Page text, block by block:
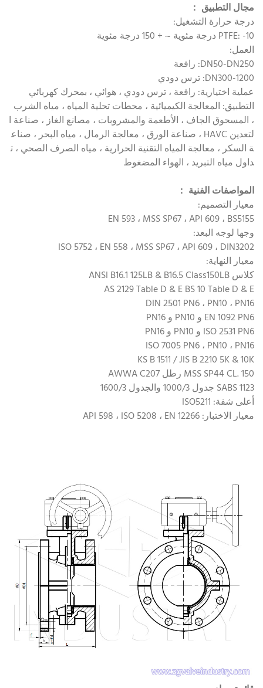
مجال التطبيق ：
درجة حرارة التشغيل:
PTFE: -10 درجة مئوية ~ + 150 درجة مئوية
العمل:
DN50-DN250: رافعة
DN300-1200: ترس دودي
عملية اختيارية: رافعة ، ترس دودي ، هوائي ، بمحرك كهربائي
التطبيق: المعالجة الكيميائية ، محطات تحلية المياه ، مياه الشرب
، المسحوق الجاف ، الأطعمة والمشروبات ، مصانع الغاز ، صناعة ا
لتعدين HAVC ، صناعة الورق ، معالجة الرمال ، مياه البحر ، صناع
ة السكر ، معالجة المياه التقنية الحرارية ، مياه الصرف الصحي ، ت
داول مياه التبريد ، الهواء المضغوط
المواصفات الفنية ：
معيار التصميم:
EN 593 ، MSS SP67 ، API 609 ، BS5155
وجها لوجه البعد:
ISO 5752 ، EN 558 ، MSS SP67 ، API 609 ، DIN3202
معيار النهاية:
كلاس ANSI B16.1 125LB & B16.5 Class150LB
AS 2129 Table D & E BS 10 Table D & E
DIN 2501 PN6 ، PN10 ، PN16
EN 1092 PN6 و PN10 و PN16
ISO 2531 PN6 و PN10 و PN16
ISO 7005 PN6 ، PN10 ، PN16
KS B 1511 / JIS B 2210 5K & 10K
MSS SP44 CL. 150 رطل AWWA C207
SABS 1123 جدول 1000/3 والجدول 1600/3
أعلى شفة: ISO5211
معيار الاختبار: API 598 ، ISO 5208 ، EN 12266